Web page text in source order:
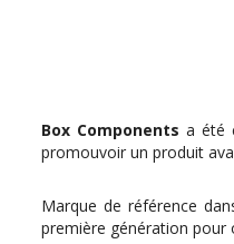
Box Components a été
promouvoir un produit
Marque de référence
première génération pour